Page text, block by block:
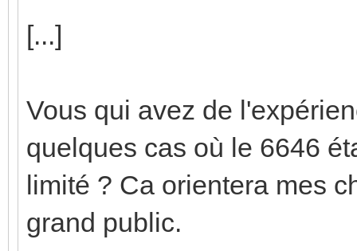
[...]
Vous qui avez de
quelques cas où le 6646
limité ? Ca orientera mes
grand public.